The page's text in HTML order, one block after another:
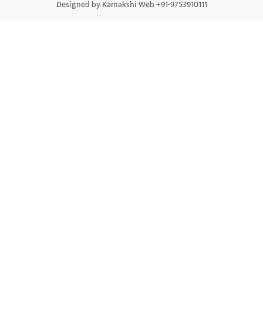
Designed by Kamakshi Web +91-9753910111